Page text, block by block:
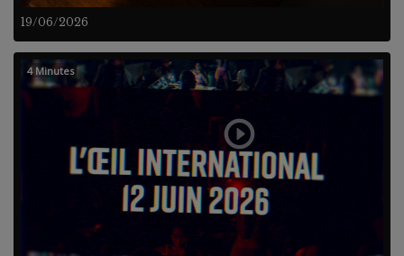
19/06/2026
4 Minutes